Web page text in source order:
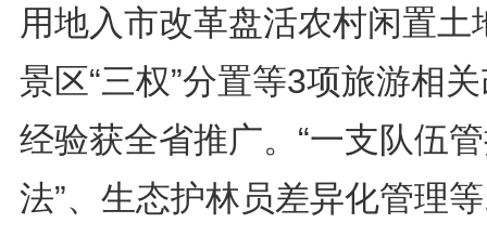
用地入市改革盘活农村闲置土
景区“三权”分置等3项旅游相
经验获全省推广。“一支队伍
法”、生态护林员差异化管理